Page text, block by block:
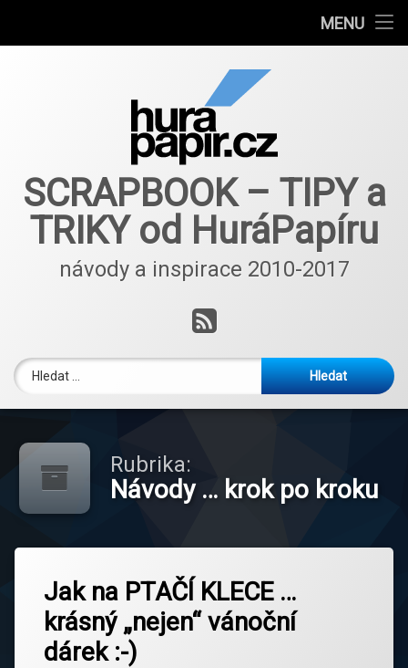
MENU
Nové nápady a inspirace ScrapBlog od 2018
SCRAPBOOK – TIPY a
TRIKY od HuráPapíru
návody a inspirace 2010-2017
RSS
Vyhledávání
Rubrika:
Návody … krok po kroku
Jak na PTAČÍ KLECE …
krásný „nejen“ vánoční
dárek :-)
klec